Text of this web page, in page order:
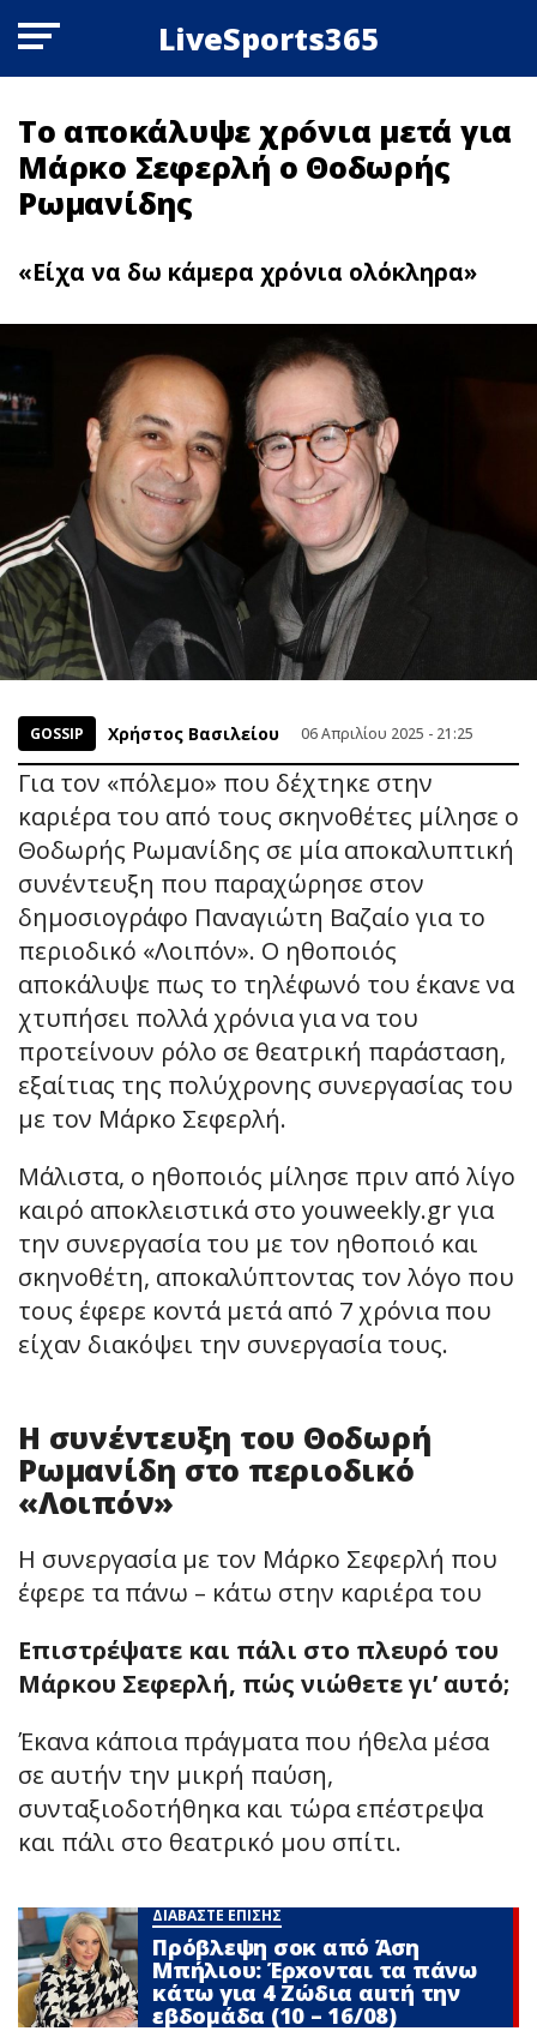
LiveSports365
Το αποκάλυψε χρóνια μετά για
Μάρκο Σεφερλή ο Θοδωρής
Ρωμανίδης
«Είχα να δω κάμερα χρόνια ολόκληρα»
GOSSIP Χρήστος Βασιλείου 06 Απριλίου 2025 - 21:25
Για τον «πόλεμο» που δέχτηκε στην
καριέρα του από τους σκηνοθέτες μίλησε ο
Θοδωρής Ρωμανίδης σε μία αποκαλυπτική
συνέντευξη που παραχώρησε στον
δημοσιογράφο Παναγιώτη Βαζαίο για το
περιοδικό «Λοιπόν». Ο ηθοποιός
αποκάλυψε πως το τηλέφωνό του έκανε να
χτυπήσει πολλά χρόνια για να του
προτείνουν ρόλο σε θεατρική παράσταση,
εξαίτιας της πολύχρονης συνεργασίας του
με τον Μάρκο Σεφερλή.
Μάλιστα, ο ηθοποιός μίλησε πριν από λίγο
καιρό αποκλειστικά στο youweekly.gr για
την συνεργασία του με τον ηθοποιό και
σκηνοθέτη, αποκαλύπτοντας τον λόγο που
τους έφερε κοντά μετά από 7 χρόνια που
είχαν διακόψει την συνεργασία τους.
Η συνέντευξη του Θοδωρή
Ρωμανίδη στο περιοδικό
«Λοιπόν»
Η συνεργασία με τον Μάρκο Σεφερλή που
έφερε τα πάνω – κάτω στην καριέρα του
Επιστρέψατε και πάλι στο πλευρό του
Μάρκου Σεφερλή, πώς νιώθετε γι’ αυτό;
Έκανα κάποια πράγματα που ήθελα μέσα
σε αυτήν την μικρή παύση,
συνταξιοδοτήθηκα και τώρα επέστρεψα
και πάλι στο θεατρικό μου σπίτι.
ΔΙΑΒΑΣΤΕ ΕΠΙΣΗΣ
Πρόβλεψη σoκ από Άση
Μπήλιου: Έρxονται τα πάνω
κάτω για 4 Zώδια αuτή την
εβδομάδα (10 – 16/08)